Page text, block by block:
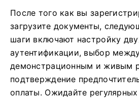
После того как вы
загрузите документы,
шаги включают настройку
аутентификации, выбор
демонстрационным и живым
подтверждение
оплаты. Ожидайте